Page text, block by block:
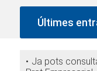
Últimes
Ja pots